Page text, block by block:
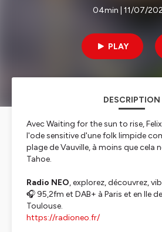
04min | 11/07/
PLAY
DESCRIPTION
Avec Waiting for the sun to rise,
l'ode sensitive d'une folk limpide
plage de Vauville, à moins que cela
Tahoe.
Radio NEO, explorez, découvrez,
🎧 95,2fm et DAB+ à Paris et en Ile
Toulouse.
https://radioneo.fr/